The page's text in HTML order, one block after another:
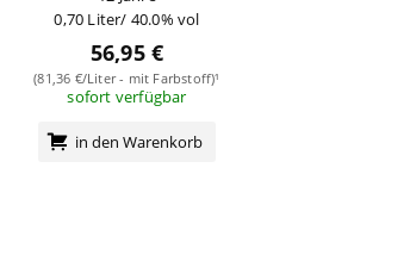
0,70 Liter/ 40.0% vol
56,95 €
(81,36 €/Liter - mit Farbstoff)¹
sofort verfügbar
in den Warenkorb